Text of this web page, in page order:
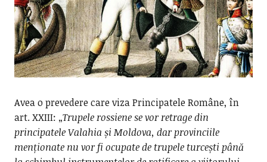
Avea o prevedere care viza Principatele Române, în
art. XXIII: „Trupele rossiene se vor retrage din
principatele Valahia și Moldova, dar provinciile
menționate nu vor fi ocupate de trupele turcești până